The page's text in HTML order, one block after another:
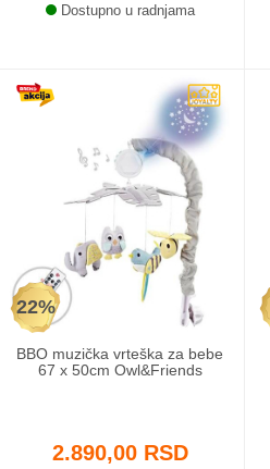
Dostupno u radnjama
22%
BBO muzička vrteška za bebe
67 x 50cm Owl&Friends
2.890,00 RSD